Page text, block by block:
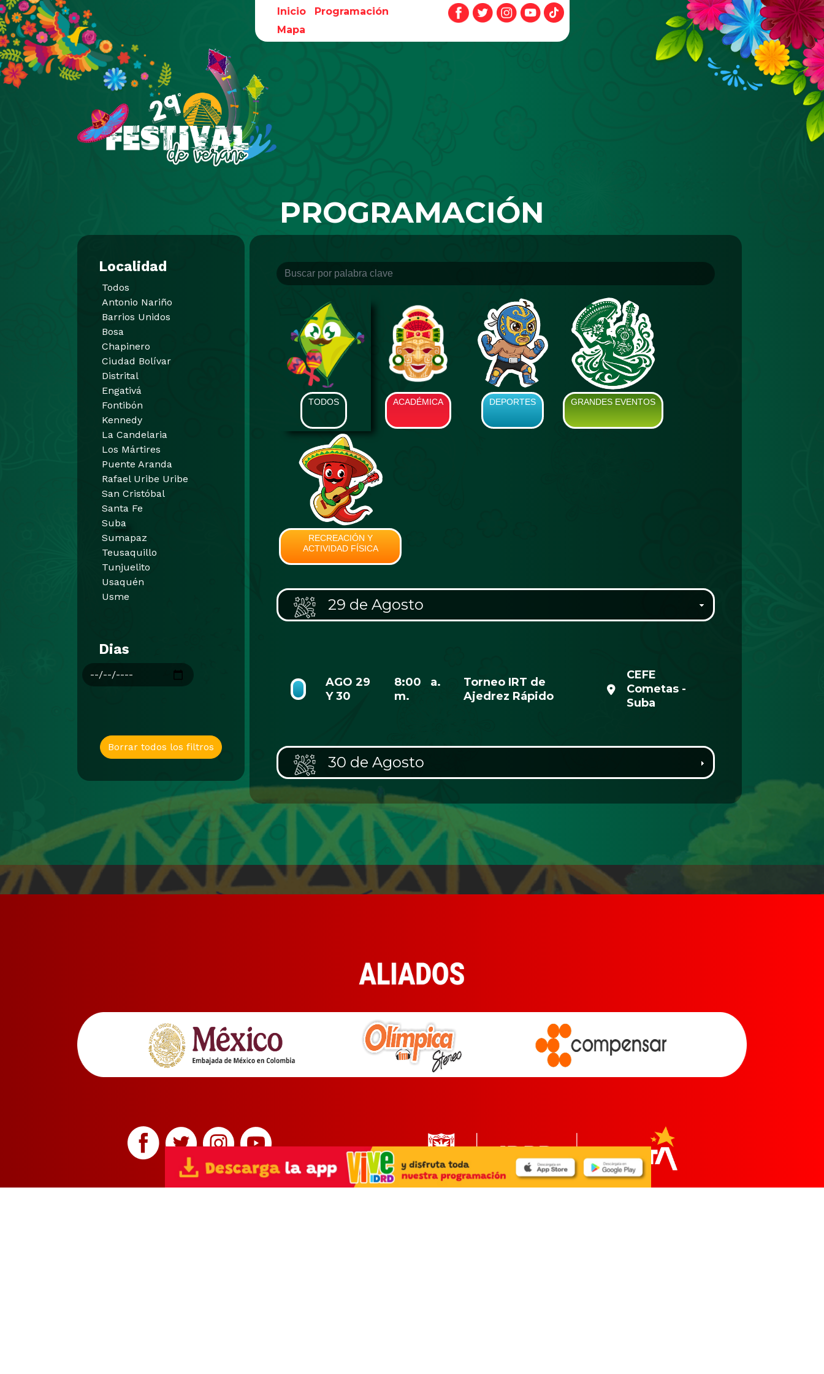
Pasar al contenido principal
Inicio
Programación
Mapa
PROGRAMACIÓN
Localidad
Todos
Antonio Nariño
Barrios Unidos
Bosa
Chapinero
Ciudad Bolívar
Distrital
Engativá
Fontibón
Kennedy
La Candelaria
Los Mártires
Puente Aranda
Rafael Uribe Uribe
San Cristóbal
Santa Fe
Suba
Sumapaz
Teusaquillo
Tunjuelito
Usaquén
Usme
Dias
Borrar todos los filtros
TODOS ACADÉMICA DEPORTES GRANDES EVENTOS
RECREACIÓN Y
ACTIVIDAD FÍSICA
29 de Agosto
AGO 29
Y 30
8:00 a.
m.
Torneo IRT de
Ajedrez Rápido
CEFE
Cometas -
Suba
30 de Agosto